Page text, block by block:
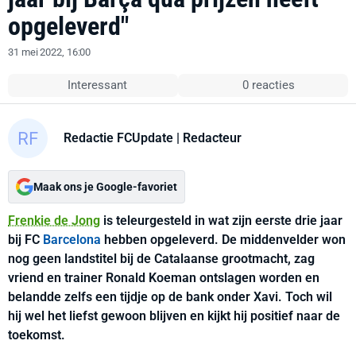
opgeleverd"
31 mei 2022, 16:00
Interessant 0 reacties
Redactie FCUpdate | Redacteur
Maak ons je Google-favoriet
Frenkie de Jong is teleurgesteld in wat zijn eerste drie jaar
bij FC Barcelona hebben opgeleverd. De middenvelder won
nog geen landstitel bij de Catalaanse grootmacht, zag
vriend en trainer Ronald Koeman ontslagen worden en
belandde zelfs een tijdje op de bank onder Xavi. Toch wil
hij wel het liefst gewoon blijven en kijkt hij positief naar de
toekomst.